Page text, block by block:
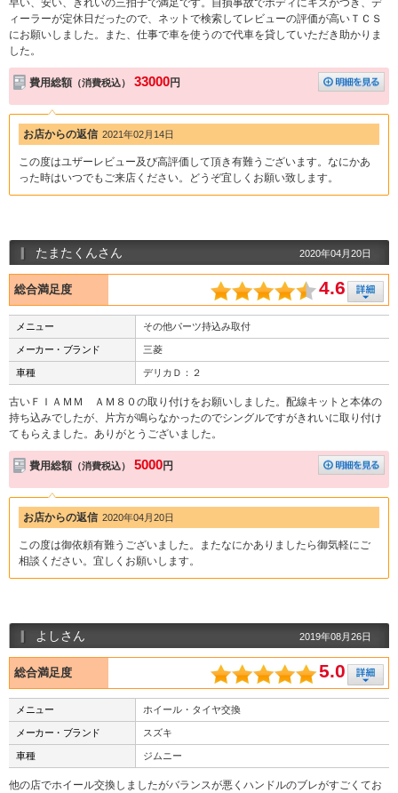
ィーラーが定休日だったので、ネットで検索してレビューの評価が高いＴＣＳ
にお願いしました。また、仕事で車を使うので代車を貸していただき助かりま
した。
費用総額 （消費税込） 33000円
お店からの返信 2021年02月14日
この度はユザーレビュー及び高評価して頂き有難うございます。なにかあ
った時はいつでもご来店ください。どうぞ宜しくお願い致します。
たまたくんさん 2020年04月20日
総合満足度 4.6
メニュー その他パーツ持込み取付
メーカー・ブランド 三菱
車種 デリカＤ：２
古いＦＩＡＭＭ ＡＭ８０の取り付けをお願いしました。配線キットと本体の
持ち込みでしたが、片方が鳴らなかったのでシングルですがきれいに取り付け
てもらえました。ありがとうございました。
費用総額 （消費税込） 5000円
お店からの返信 2020年04月20日
この度は御依頼有難うございました。またなにかありましたら御気軽にご
相談ください。宜しくお願いします。
よしさん 2019年08月26日
総合満足度 5.0
メニュー ホイール・タイヤ交換
メーカー・ブランド スズキ
車種 ジムニー
他の店でホイール交換しましたがバランスが悪くハンドルのブレがすごくてお